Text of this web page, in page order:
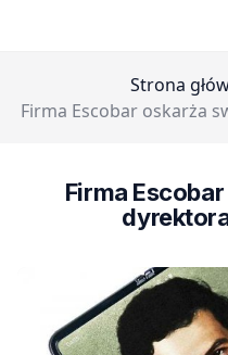
Strona
Firma Escobar oskarża
Firma